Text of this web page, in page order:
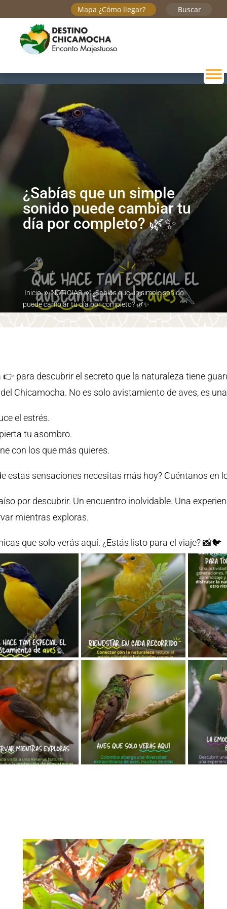
Buscar
Mapa ¿Cómo llegar?
¿Sabías que un simple
sonido puede cambiar tu
día por completo? 🌿✨
Inicio 9 NOTICIAS 9 ¿Sabías que un simple sonido
puede cambiar tu día por completo? 🌿✨
👉 para descubrir el secreto que la naturaleza tiene
Chicamocha. No es solo avistamiento de aves, es
el estrés.
tu asombro.
con los que más quieres.
estas sensaciones necesitas más hoy? Cuéntanos en
por descubrir. Un encuentro inolvidable. Una
mientras exploras.
que solo verás aquí. ¿Estás listo para el viaje? 📸🐦